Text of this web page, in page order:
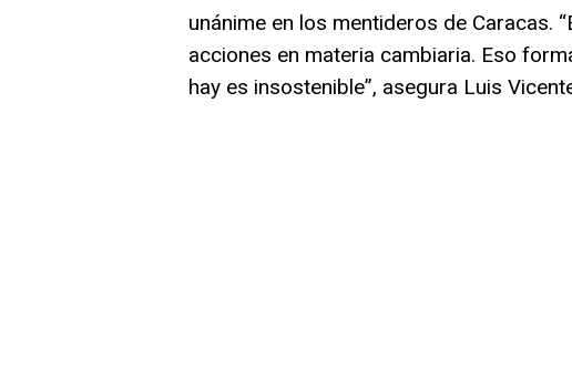
unánime en los mentideros de Caracas.
acciones en materia cambiaria. Eso
hay es insostenible”, asegura Luis